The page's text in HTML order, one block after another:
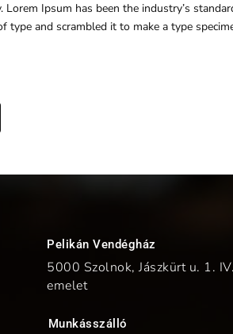
Ipsum has been the industry’s
and scrambled it to make a type
Pelikán Vendégház
5000 Szolnok, Jászkürt u. 1.
emelet
Munkásszálló